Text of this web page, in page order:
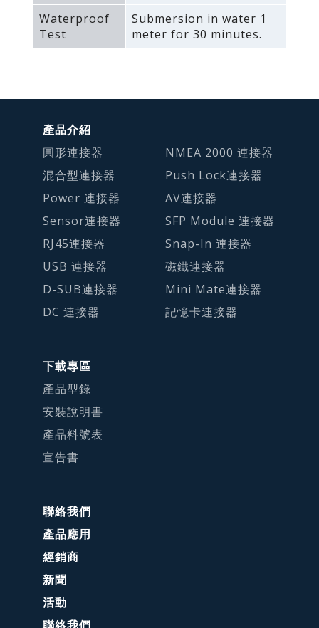
Waterproof
Test
Submersion in water 1
meter for 30 minutes.
產品介紹
圓形連接器
混合型連接器
Power 連接器
Sensor連接器
RJ45連接器
USB 連接器
D-SUB連接器
DC 連接器
NMEA 2000 連接器
Push Lock連接器
AV連接器
SFP Module 連接器
Snap-In 連接器
磁鐵連接器
Mini Mate連接器
記憶卡連接器
下載專區
產品型錄
安裝說明書
產品料號表
宣告書
聯絡我們
產品應用
經銷商
新聞
活動